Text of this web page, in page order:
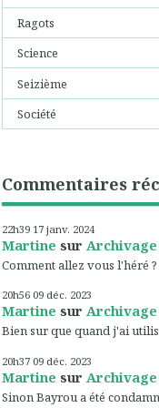
Ragots
Science
Seizième
Société
Commentaires
22h39 17 janv. 2024
Martine sur Archivage
Comment allez vous l'héré
20h56 09 déc. 2023
Martine sur Archivage
Bien sur que quand j'ai
20h37 09 déc. 2023
Martine sur Archivage
Sinon Bayrou a été